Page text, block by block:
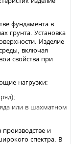
фундамента в
грунта. Установка
Изделие
включая
свойства при
нагрузки:
или в шахматном
и
спектра. В